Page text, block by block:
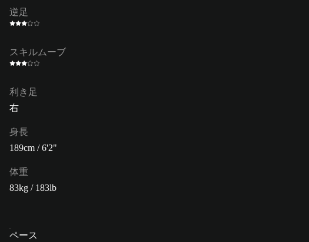
逆足
スキルムーブ
利き足
右
身長
189cm / 6'2"
体重
83kg / 183lb
ペース